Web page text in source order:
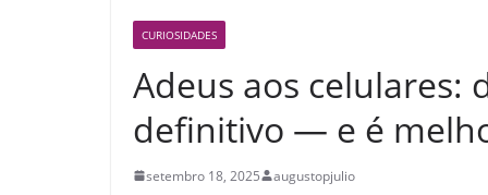
CURIOSIDADES
Adeus aos celulares:
definitivo — e é
setembro 18, 2025 augustopjulio